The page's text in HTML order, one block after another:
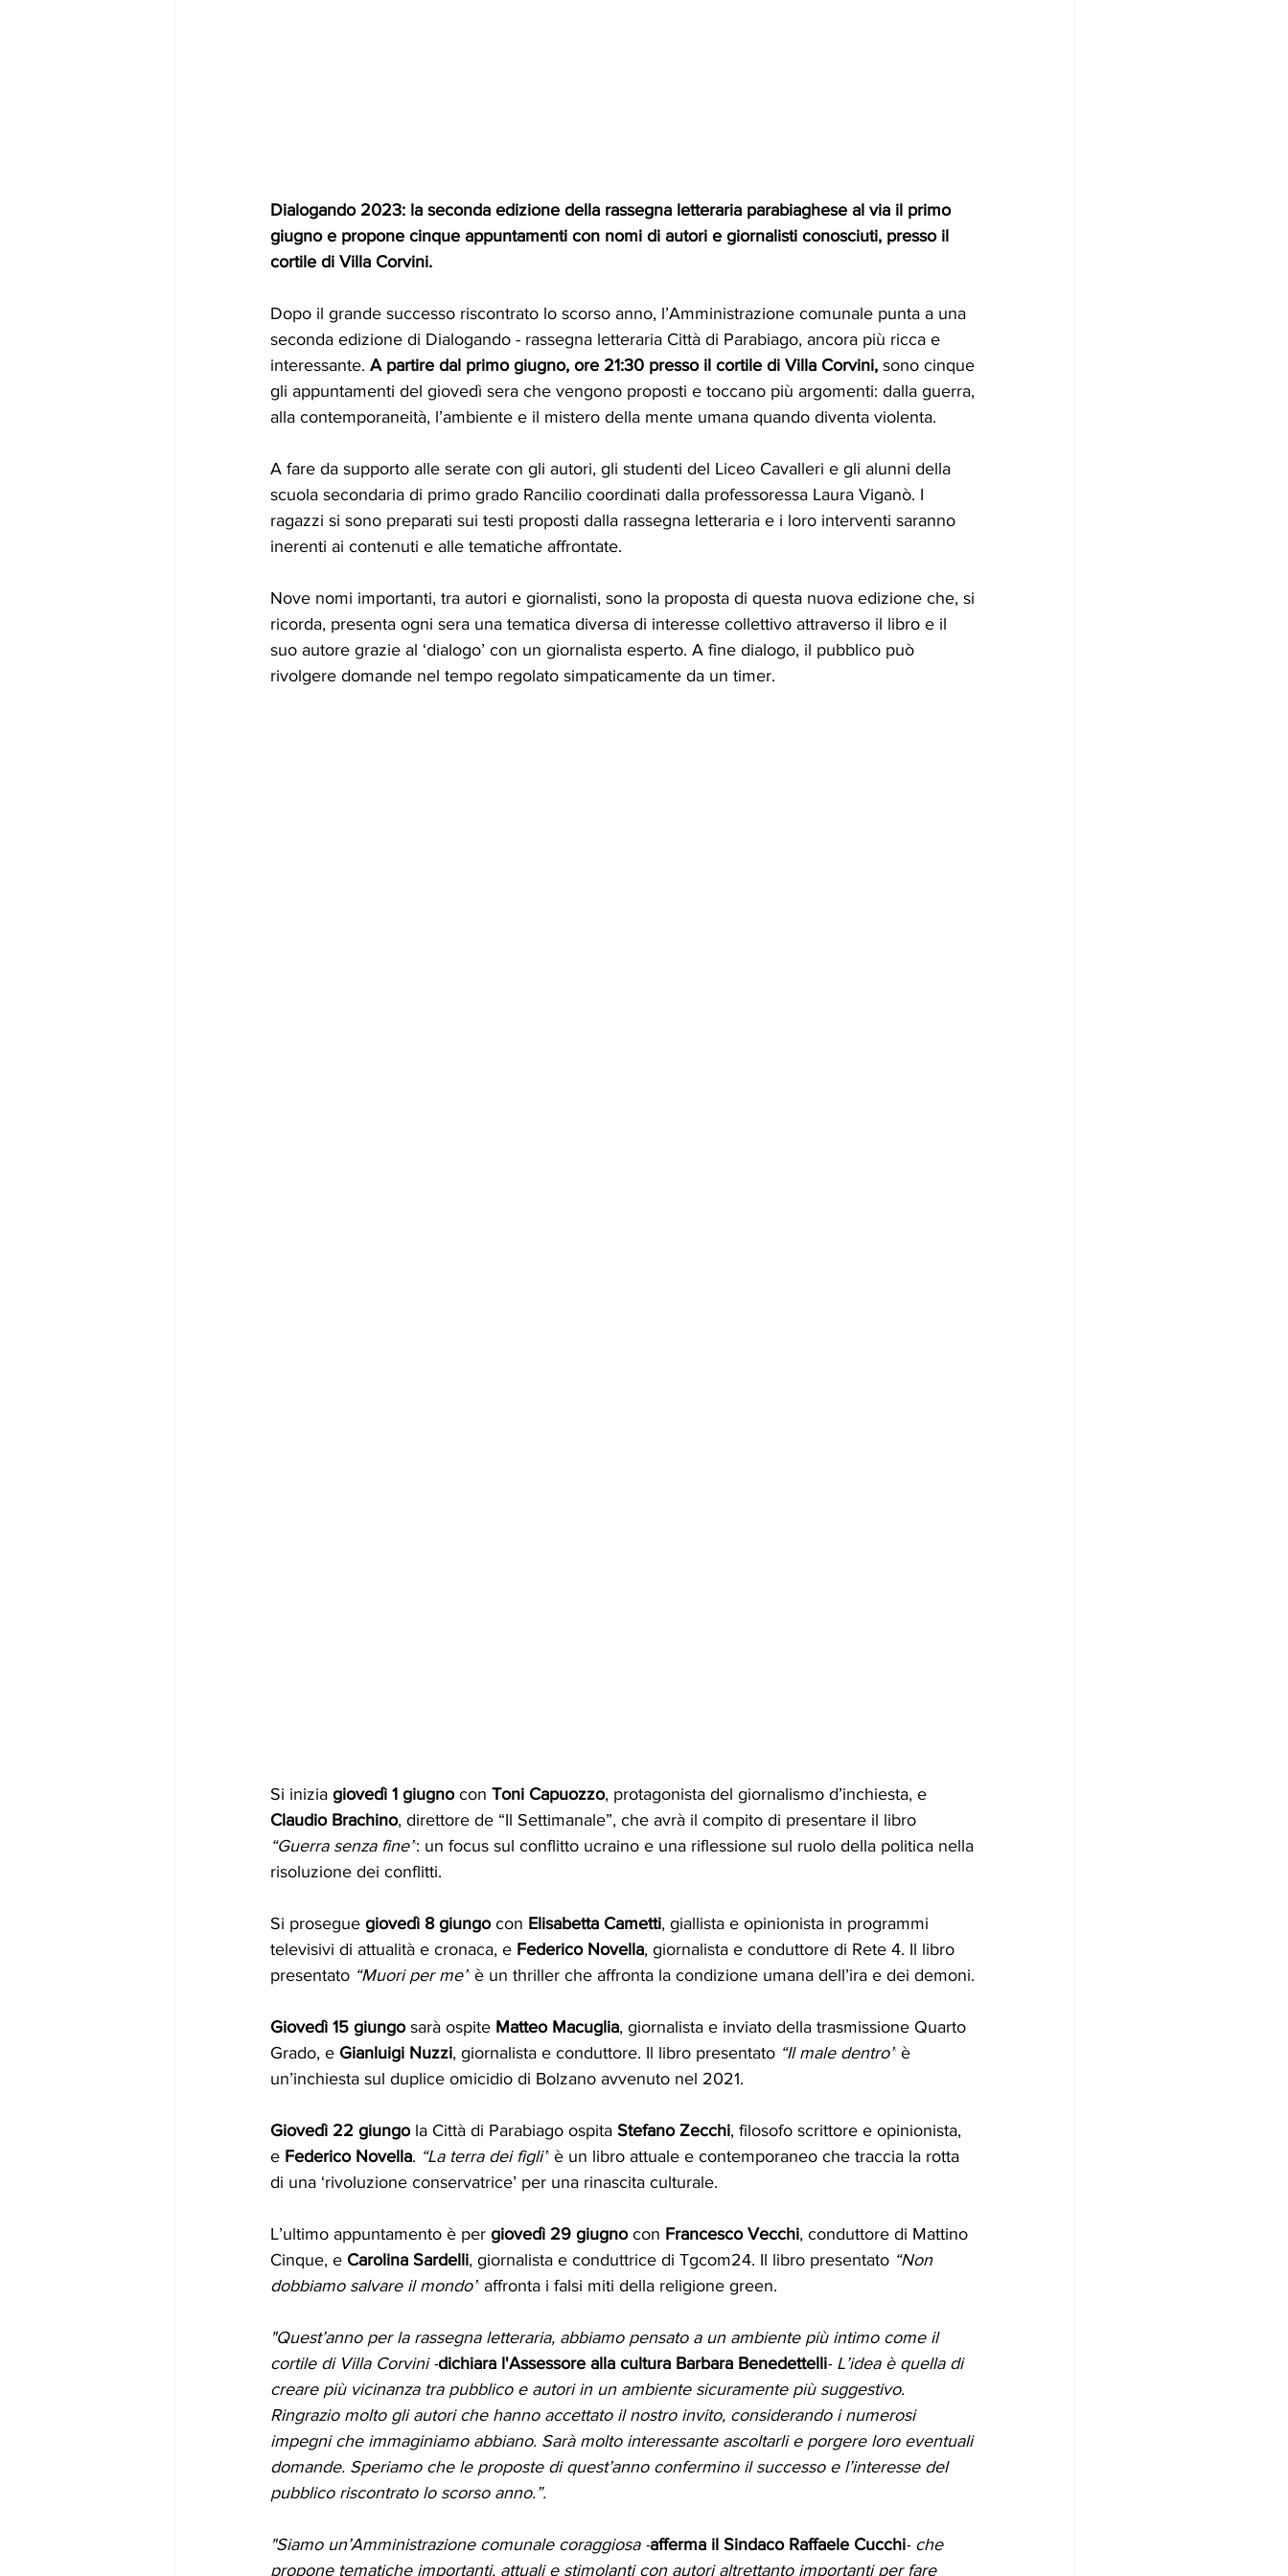
Dialogando 2023: la seconda edizione della rassegna letteraria parabiaghese al via il primo
giugno e propone cinque appuntamenti con nomi di autori e giornalisti conosciuti, presso il
cortile di Villa Corvini.
Dopo il grande successo riscontrato lo scorso anno, l’Amministrazione comunale punta a una
seconda edizione di Dialogando - rassegna letteraria Città di Parabiago, ancora più ricca e
interessante. A partire dal primo giugno, ore 21:30 presso il cortile di Villa Corvini, sono cinque
gli appuntamenti del giovedì sera che vengono proposti e toccano più argomenti: dalla guerra,
alla contemporaneità, l’ambiente e il mistero della mente umana quando diventa violenta.
A fare da supporto alle serate con gli autori, gli studenti del Liceo Cavalleri e gli alunni della
scuola secondaria di primo grado Rancilio coordinati dalla professoressa Laura Viganò. I
ragazzi si sono preparati sui testi proposti dalla rassegna letteraria e i loro interventi saranno
inerenti ai contenuti e alle tematiche affrontate.
Nove nomi importanti, tra autori e giornalisti, sono la proposta di questa nuova edizione che, si
ricorda, presenta ogni sera una tematica diversa di interesse collettivo attraverso il libro e il
suo autore grazie al ‘dialogo’ con un giornalista esperto. A fine dialogo, il pubblico può
rivolgere domande nel tempo regolato simpaticamente da un timer.
Si inizia giovedì 1 giugno con Toni Capuozzo, protagonista del giornalismo d’inchiesta, e
Claudio Brachino, direttore de “Il Settimanale”, che avrà il compito di presentare il libro
“Guerra senza fine”: un focus sul conflitto ucraino e una riflessione sul ruolo della politica nella
risoluzione dei conflitti.
Si prosegue giovedì 8 giungo con Elisabetta Cametti, giallista e opinionista in programmi
televisivi di attualità e cronaca, e Federico Novella, giornalista e conduttore di Rete 4. Il libro
presentato “Muori per me” è un thriller che affronta la condizione umana dell’ira e dei demoni.
Giovedì 15 giungo sarà ospite Matteo Macuglia, giornalista e inviato della trasmissione Quarto
Grado, e Gianluigi Nuzzi, giornalista e conduttore. Il libro presentato “Il male dentro” è
un’inchiesta sul duplice omicidio di Bolzano avvenuto nel 2021.
Giovedì 22 giungo la Città di Parabiago ospita Stefano Zecchi, filosofo scrittore e opinionista,
e Federico Novella. “La terra dei figli” è un libro attuale e contemporaneo che traccia la rotta
di una ‘rivoluzione conservatrice’ per una rinascita culturale.
L’ultimo appuntamento è per giovedì 29 giugno con Francesco Vecchi, conduttore di Mattino
Cinque, e Carolina Sardelli, giornalista e conduttrice di Tgcom24. Il libro presentato “Non
dobbiamo salvare il mondo” affronta i falsi miti della religione green.
"Quest’anno per la rassegna letteraria, abbiamo pensato a un ambiente più intimo come il
cortile di Villa Corvini -dichiara l'Assessore alla cultura Barbara Benedettelli- L’idea è quella di
creare più vicinanza tra pubblico e autori in un ambiente sicuramente più suggestivo.
Ringrazio molto gli autori che hanno accettato il nostro invito, considerando i numerosi
impegni che immaginiamo abbiano. Sarà molto interessante ascoltarli e porgere loro eventuali
domande. Speriamo che le proposte di quest’anno confermino il successo e l’interesse del
pubblico riscontrato lo scorso anno.”.
"Siamo un’Amministrazione comunale coraggiosa -afferma il Sindaco Raffaele Cucchi- che
propone tematiche importanti, attuali e stimolanti con autori altrettanto importanti per fare